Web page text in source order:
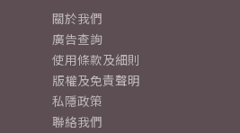
關於我們
廣告查詢
使用條款及細則
版權及免責聲明
私隱政策
聯絡我們